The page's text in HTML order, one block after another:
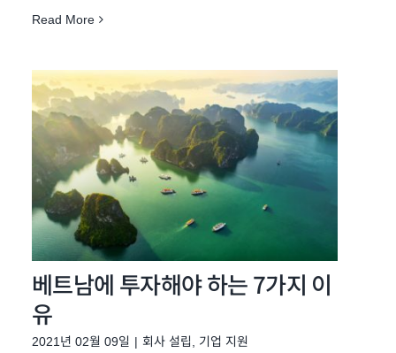
Read More
베트남에 투자해야 하는 7가지 이
유
2021년 02월 09일 | 회사 설립, 기업 지원